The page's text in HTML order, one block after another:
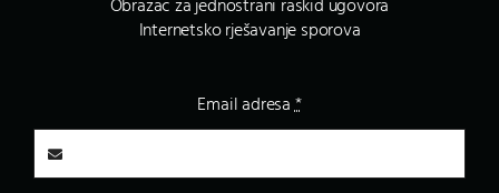
Obrazac za jednostrani raskid ugovora
Internetsko rješavanje sporova
Email adresa*